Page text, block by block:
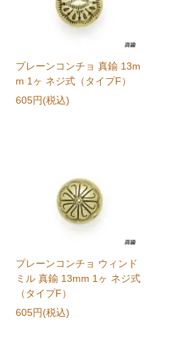
プレーンコンチョ 真鍮 13m
m 1ヶ ネジ式（タイプF）
605円(税込)
プレーンコンチョ ウィンド
ミル 真鍮 13mm 1ヶ ネジ式
（タイプF）
605円(税込)